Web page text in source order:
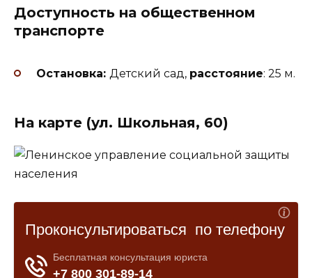
Доступность на общественном
транспорте
Остановка: Детский сад, расстояние: 25 м.
На карте (ул. Школьная, 60)